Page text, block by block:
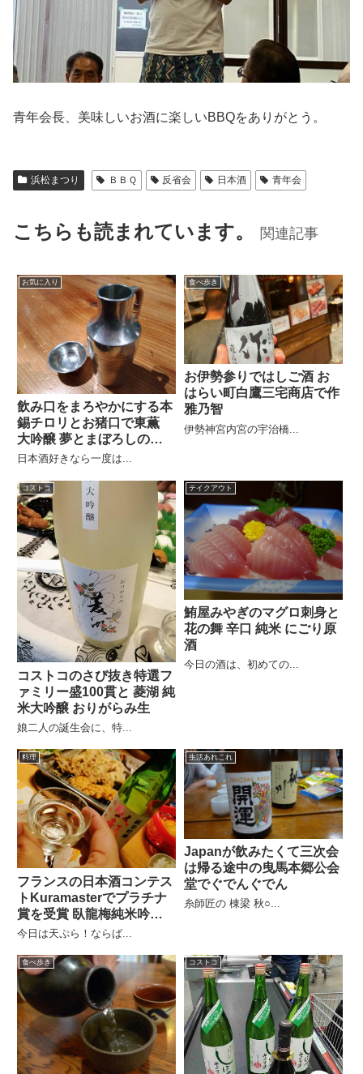
青年会長、美味しいお酒に楽しいBBQをありがとう。
浜松まつり ＢＢＱ 反省会 日本酒 青年会
こちらも読まれています。 関連記事
お気に入り
飲み口をまろやかにする本
錫チロリとお猪口で東薫
大吟醸 夢とまぼろしの物
語
日本酒好きなら一度は...
食べ歩き
お伊勢参りではしご酒 お
はらい町白鷹三宅商店で作
雅乃智
伊勢神宮内宮の宇治橋...
コストコ
コストコのさび抜き特選フ
ァミリー盛100貫と 菱湖 純
米大吟醸 おりがらみ生
娘二人の誕生会に、特...
テイクアウト
鮪屋みやぎのマグロ刺身と
花の舞 辛口 純米 にごり原
酒
今日の酒は、初めての...
料理
フランスの日本酒コンテス
トKuramasterでプラチナ
賞を受賞 臥龍梅純米吟醸
山田錦
今日は天ぷら！ならば...
生活あれこれ
Japanが飲みたくて三次会
は帰る途中の曳馬本郷公会
堂でぐでんぐでん
糸師匠の 棟梁 秋○...
食べ歩き コストコ